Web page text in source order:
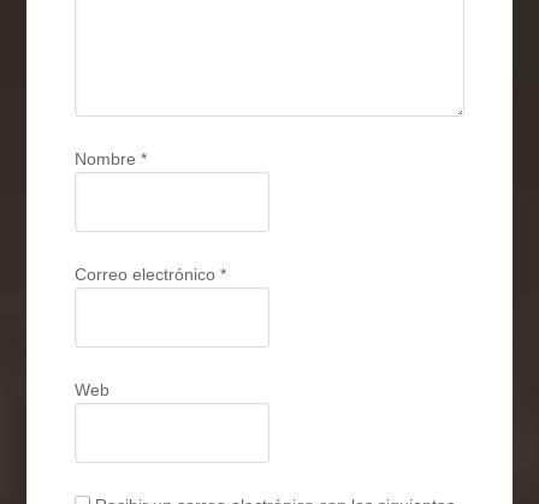
Nombre*
Correo electrónico*
Web